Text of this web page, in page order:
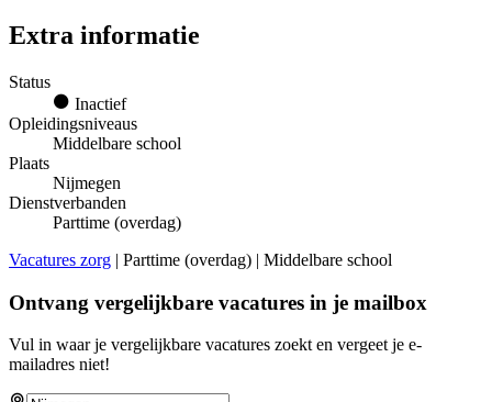
Extra informatie
Status
Inactief
Opleidingsniveaus
Middelbare school
Plaats
Nijmegen
Dienstverbanden
Parttime (overdag)
Vacatures zorg | Parttime (overdag) | Middelbare school
Ontvang vergelijkbare vacatures in je mailbox
Vul in waar je vergelijkbare vacatures zoekt en vergeet je e-
mailadres niet!